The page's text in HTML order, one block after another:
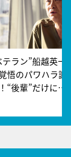
テラン”船越英一
悟のパワハラ謝
“後輩”だけに…